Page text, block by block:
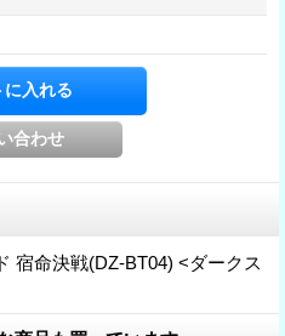
宿命決戦(DZ-BT04) <ダークス